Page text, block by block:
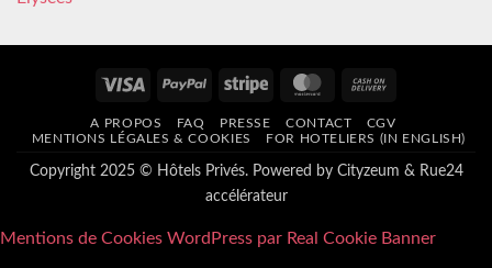
Visa PayPal Stripe MasterCard
Delivery
A PROPOS FAQ PRESSE CONTACT
CGV
MENTIONS LÉGALES & COOKIES
FOR HOTELIERS (IN ENGLISH)
Copyright 2025 © Hôtels Privés. Powered by Cityzeum & Rue24
accélérateur
Mentions de Cookies WordPress par Real Cookie Banner